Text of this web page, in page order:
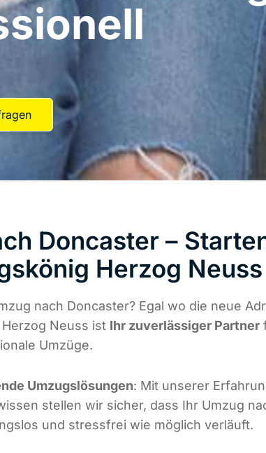
Doncaster –
Herzog Neuss
nach Doncaster? Egal wo die neue
Neuss ist Ihr zuverlässiger Partner
Umzüge.
Umzugslösungen: Mit unserer
stellen wir sicher, dass Ihr Umzug
und stressfrei wie möglich verläuft.